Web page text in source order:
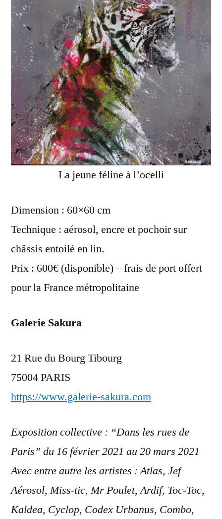
La jeune féline à l’ocelli
Dimension : 60×60 cm
Technique : aérosol, encre et pochoir sur
châssis entoilé en lin.
Prix : 600€ (disponible) – frais de port offert
pour la France métropolitaine
Galerie Sakura
21 Rue du Bourg Tibourg
75004 PARIS
https://www.galerie-sakura.com
Exposition collective : “Dans les rues de
Paris” du 16 février 2021 au 20 mars 2021
Avec entre autre les artistes : Atlas, Jef
Aérosol, Miss-tic, Mr Poulet, Ardif, Toc-Toc,
Kaldea, Cyclop, Codex Urbanus, Combo,